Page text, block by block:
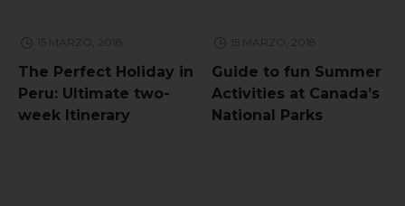
15 MARZO, 2018
The Perfect Holiday in
Peru: Ultimate two-
week Itinerary
15 MARZO, 2018
Guide to fun Summer
Activities at Canada’s
National Parks